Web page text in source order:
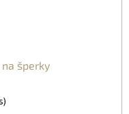
šperky